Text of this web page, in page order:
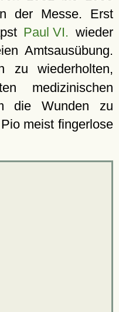
der Messe. Erst
Paul VI. wieder
Amtsausübung.
zu wiederholten,
medizinischen
die Wunden zu
meist fingerlose